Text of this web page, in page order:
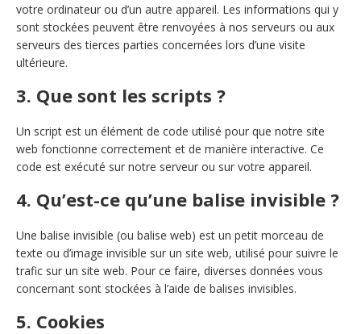
votre ordinateur ou d’un autre appareil. Les informations qui y
sont stockées peuvent être renvoyées à nos serveurs ou aux
serveurs des tierces parties concernées lors d’une visite
ultérieure.
3. Que sont les scripts ?
Un script est un élément de code utilisé pour que notre site
web fonctionne correctement et de manière interactive. Ce
code est exécuté sur notre serveur ou sur votre appareil.
4. Qu’est-ce qu’une balise invisible ?
Une balise invisible (ou balise web) est un petit morceau de
texte ou d’image invisible sur un site web, utilisé pour suivre le
trafic sur un site web. Pour ce faire, diverses données vous
concernant sont stockées à l’aide de balises invisibles.
5. Cookies